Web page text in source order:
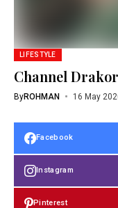
LIFESTYLE
Channel
ByROHMAN 16 May
Facebook
Instagram
Pinterest